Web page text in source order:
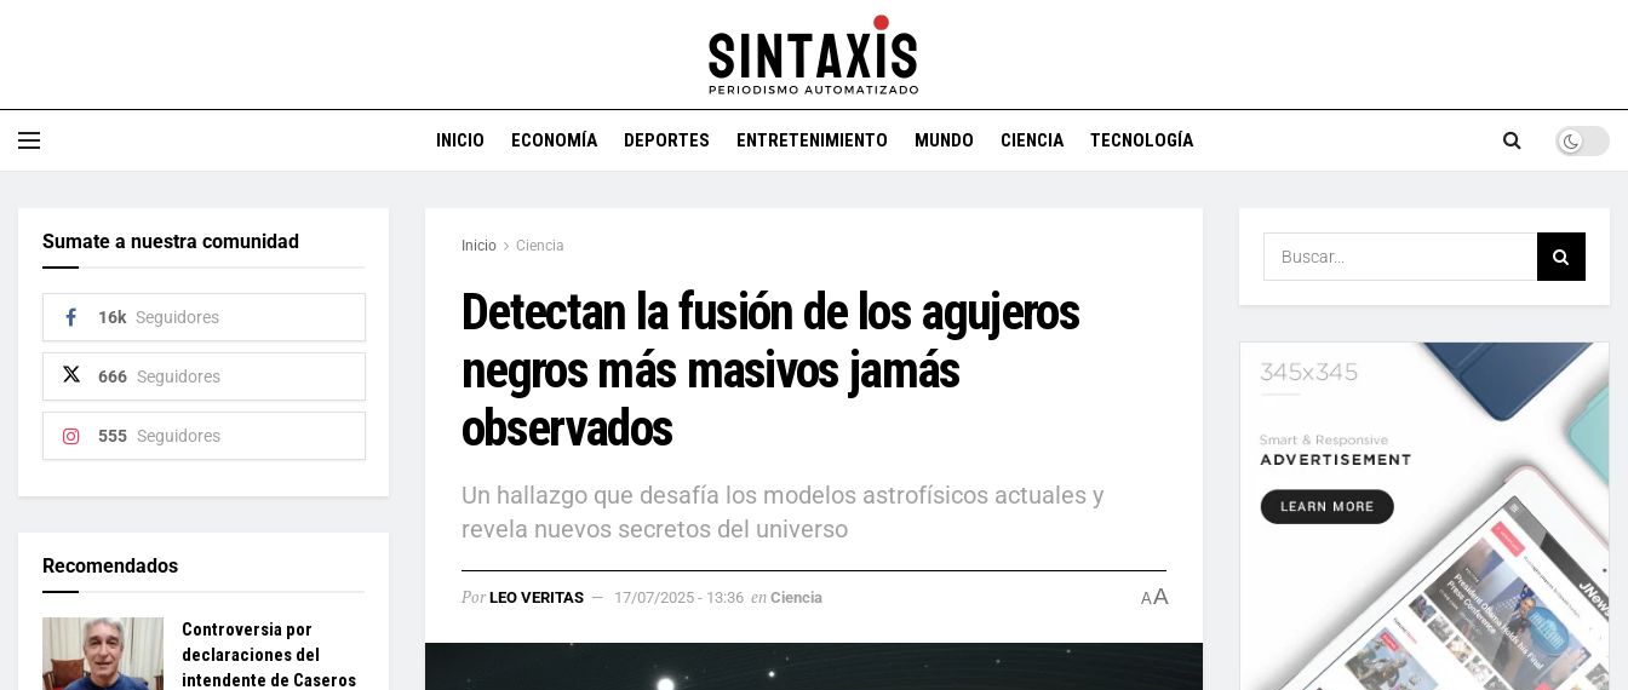
INICIO ECONOMÍA DEPORTES ENTRETENIMIENTO MUNDO CIENCIA TECNOLOGÍA
Inicio Ciencia
Detectan la fusión de los agujeros
negros más masivos jamás
observados
Un hallazgo que desafía los modelos astrofísicos actuales y
revela nuevos secretos del universo
Por LEO VERITAS 17/07/2025 - 13:36 en Ciencia AA
Sumate a nuestra comunidad
16k Seguidores
666 Seguidores
555 Seguidores
Recomendados
Controversia por
declaraciones del
intendente de Caseros